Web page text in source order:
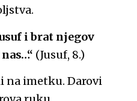
i brat njegov
(Jusuf, 8.)
na imetku. Darovi